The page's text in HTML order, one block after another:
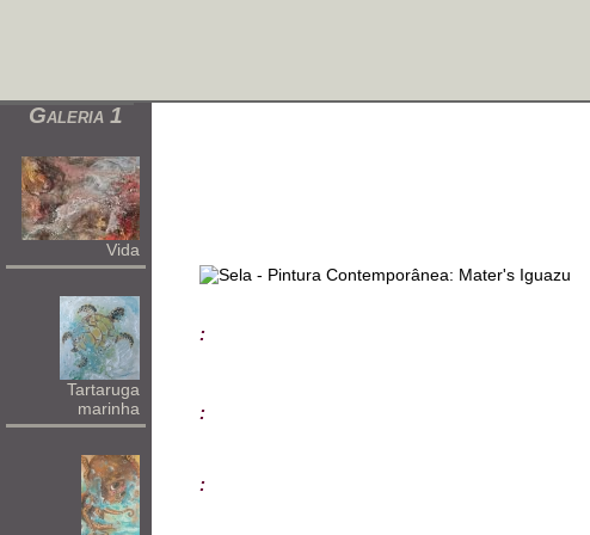
Galeria 1
Vida
Tartaruga
marinha
:
:
: